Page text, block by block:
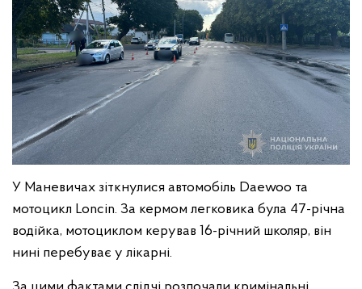
У Маневичах зіткнулися автомобіль Daewoo та
мотоцикл Loncin. За кермом легковика була 47-річна
водійка, мотоциклом керував 16-річний школяр, він
нині перебуває у лікарні.